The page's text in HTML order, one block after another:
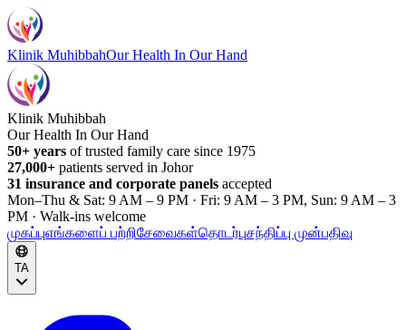
Klinik MuhibbahOur Health In Our Hand
Klinik Muhibbah
Our Health In Our Hand
50+ years of trusted family care since 1975
27,000+ patients served in Johor
31 insurance and corporate panels accepted
Mon–Thu & Sat: 9 AM – 9 PM · Fri: 9 AM – 3 PM, Sun: 9 AM – 3
PM · Walk-ins welcome
முகப்புஎங்களைப் பற்றிசேவைகள்தொடர்புசந்திப்பு முன்பதிவு
TA